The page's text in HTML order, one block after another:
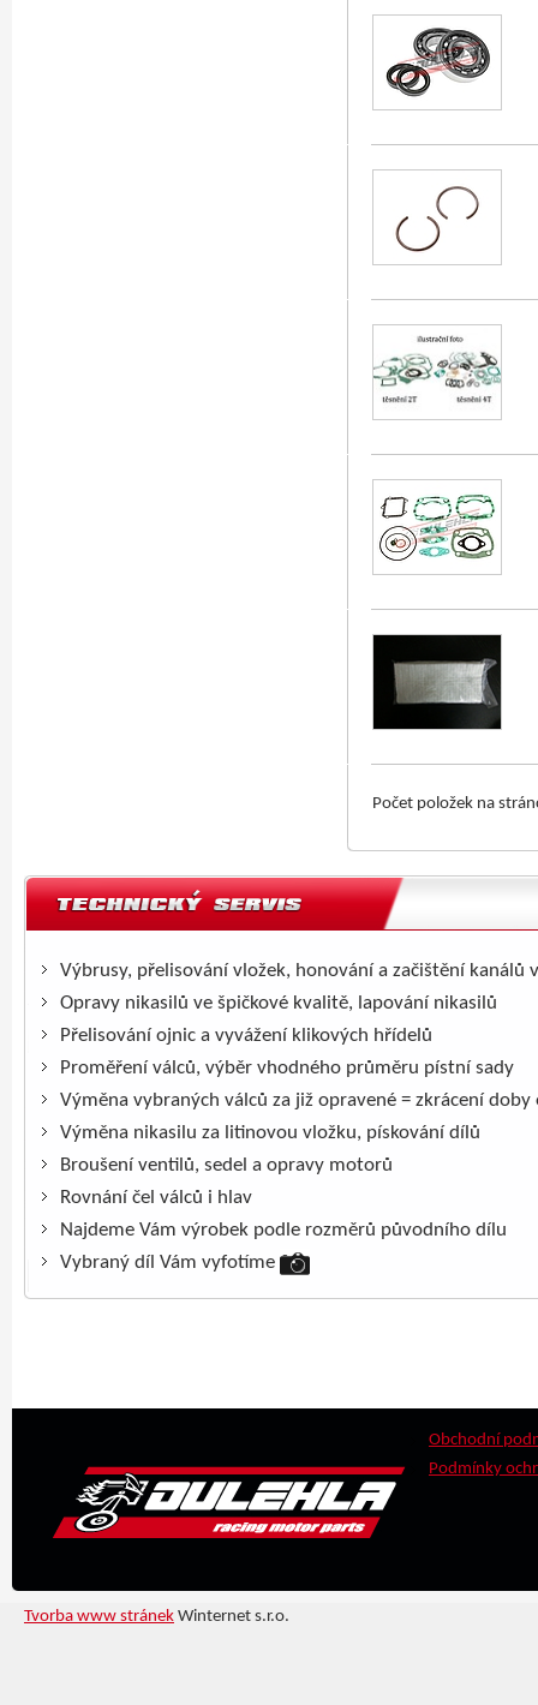
Počet položek na
Výbrusy, přelisování vložek, honování a začištění kanálů
Opravy nikasilů ve špičkové kvalitě, lapování nikasilů
Přelisování ojnic a vyvážení klikových hřídelů
Proměření válců, výběr vhodného průměru pístní sady
Výměna vybraných válců za již opravené = zkrácení doby
Výměna nikasilu za litinovou vložku, pískování dílů
Broušení ventilů, sedel a opravy motorů
Rovnání čel válců i hlav
Najdeme Vám výrobek podle rozměrů původního dílu
Vybraný díl Vám vyfotíme
Obchodní
Podmínky
Tvorba www stránek Winternet s.r.o.